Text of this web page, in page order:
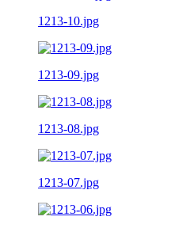
1213-10.jpg
1213-09.jpg
1213-08.jpg
1213-07.jpg